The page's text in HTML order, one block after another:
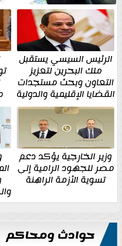
الرئيس السيسي يستقبل
ملك البحرين لتعزيز
التعاون وبحث مستجدات
القضايا الإقليمية والدولية
وزير الخارجية يؤكد دعم
مصر للجهود الرامية إلى
تسوية الأزمة الراهنة
حوادث ومحاكم